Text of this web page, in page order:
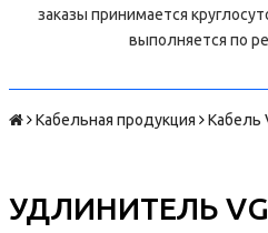
заказы принимается
выполняется по
Кабельная продукция Кабель
УДЛИНИТЕЛЬ